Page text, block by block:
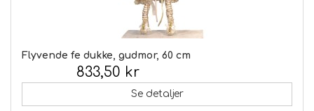
Flyvende fe dukke, gudmor, 60 cm
833,50 kr
Se detaljer